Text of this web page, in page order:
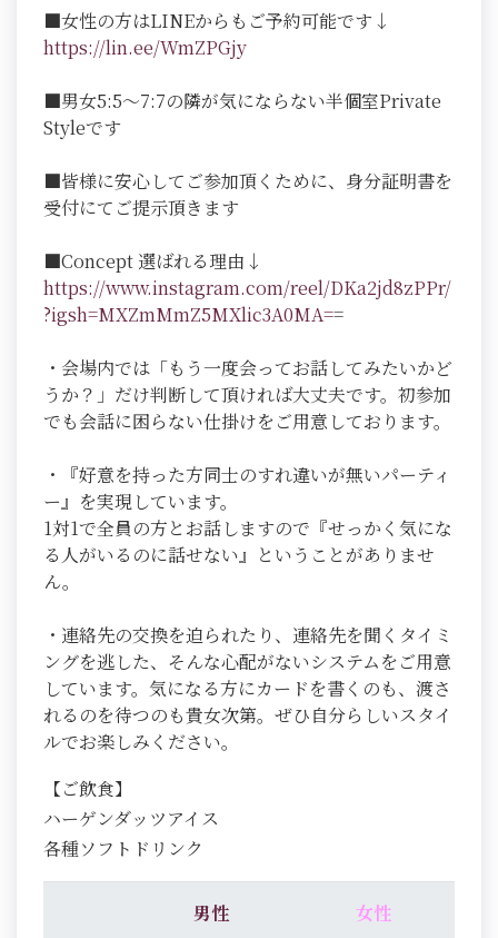
■女性の方はLINEからもご予約可能です↓
https://lin.ee/WmZPGjy
■男女5:5～7:7の隣が気にならない半個室Private
Styleです
■皆様に安心してご参加頂くために、身分証明書を
受付にてご提示頂きます
■Concept 選ばれる理由↓
https://www.instagram.com/reel/DKa2jd8zPPr/
?igsh=MXZmMmZ5MXlic3A0MA==
・会場内では「もう一度会ってお話してみたいかど
うか？」だけ判断して頂ければ大丈夫です。初参加
でも会話に困らない仕掛けをご用意しております。
・『好意を持った方同士のすれ違いが無いパーティ
ー』を実現しています。
1対1で全員の方とお話しますので『せっかく気にな
る人がいるのに話せない』ということがありませ
ん。
・連絡先の交換を迫られたり、連絡先を聞くタイミ
ングを逃した、そんな心配がないシステムをご用意
しています。気になる方にカードを書くのも、渡さ
れるのを待つのも貴女次第。ぜひ自分らしいスタイ
ルでお楽しみください。
【ご飲食】
ハーゲンダッツアイス
各種ソフトドリンク
男性 女性